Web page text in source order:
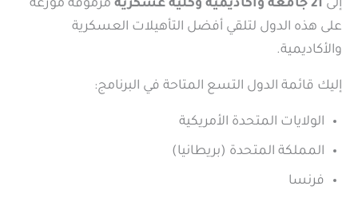
إلى 21 جامعة وأكاديمية وكلية عسكرية
مرموقة موزعة
على هذه الدول لتلقي أفضل التأهيلات العسكرية
والأكاديمية.
إليك قائمة الدول التسع المتاحة في البرنامج:
الولايات المتحدة الأمريكية
المملكة المتحدة (بريطانيا)
فرنسا